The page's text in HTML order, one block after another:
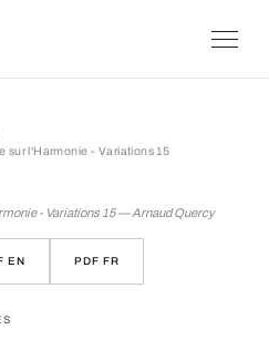
sur l'Harmonie - Variations 15
- Variations 15 — Arnaud Quercy
EN PDF FR